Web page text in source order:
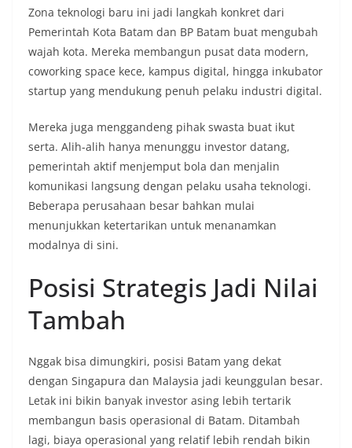
Zona teknologi baru ini jadi langkah konkret dari
Pemerintah Kota Batam dan BP Batam buat mengubah
wajah kota. Mereka membangun pusat data modern,
coworking space kece, kampus digital, hingga inkubator
startup yang mendukung penuh pelaku industri digital.
Mereka juga menggandeng pihak swasta buat ikut
serta. Alih-alih hanya menunggu investor datang,
pemerintah aktif menjemput bola dan menjalin
komunikasi langsung dengan pelaku usaha teknologi.
Beberapa perusahaan besar bahkan mulai
menunjukkan ketertarikan untuk menanamkan
modalnya di sini.
Posisi Strategis Jadi Nilai
Tambah
Nggak bisa dimungkiri, posisi Batam yang dekat
dengan Singapura dan Malaysia jadi keunggulan besar.
Letak ini bikin banyak investor asing lebih tertarik
membangun basis operasional di Batam. Ditambah
lagi, biaya operasional yang relatif lebih rendah bikin